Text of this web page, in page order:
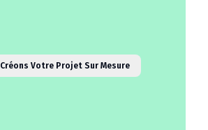
Créons Votre Projet Sur Mesure